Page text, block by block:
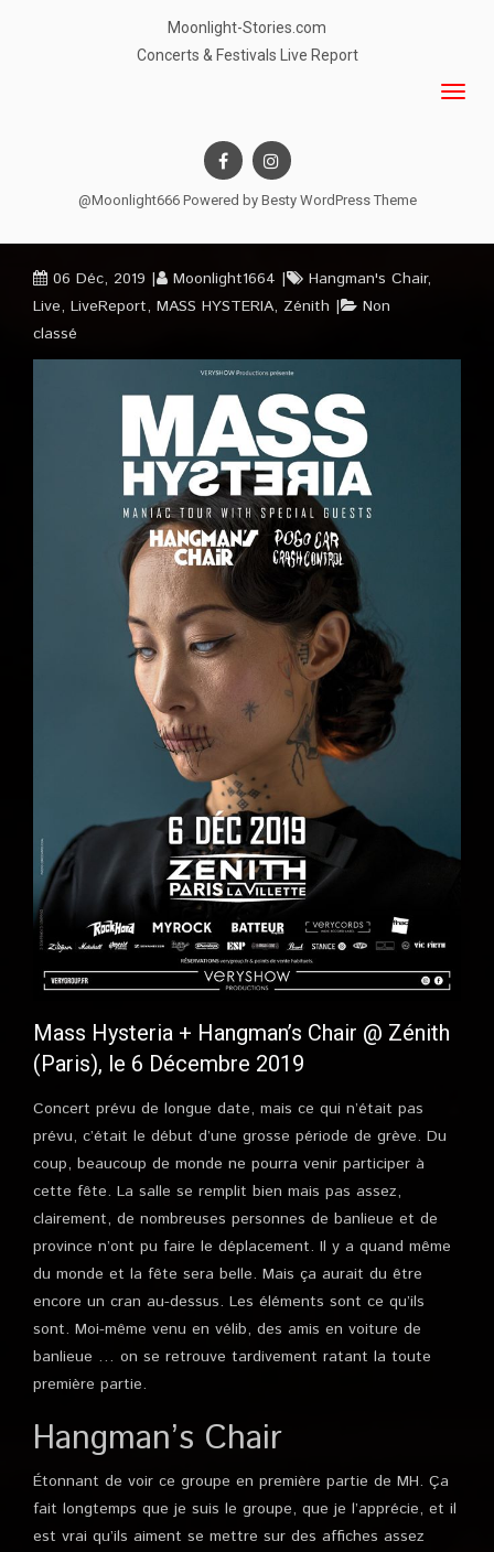
Moonlight-Stories.com
Concerts & Festivals Live Report
@Moonlight666 Powered by Besty WordPress Theme
06 Déc, 2019 Moonlight1664 Hangman's Chair,
Live, LiveReport, MASS HYSTERIA, Zénith
Non
classé
Mass Hysteria + Hangman’s Chair @ Zénith
(Paris), le 6 Décembre 2019
Concert prévu de longue date, mais ce qui n’était pas
prévu, c’était le début d’une grosse période de grève. Du
coup, beaucoup de monde ne pourra venir participer à
cette fête. La salle se remplit bien mais pas assez,
clairement, de nombreuses personnes de banlieue et de
province n’ont pu faire le déplacement. Il y a quand même
du monde et la fête sera belle. Mais ça aurait du être
encore un cran au-dessus. Les éléments sont ce qu’ils
sont. Moi-même venu en vélib, des amis en voiture de
banlieue … on se retrouve tardivement ratant la toute
première partie.
Hangman’s Chair
Étonnant de voir ce groupe en première partie de MH. Ça
fait longtemps que je suis le groupe, que je l’apprécie, et il
est vrai qu’ils aiment se mettre sur des affiches assez